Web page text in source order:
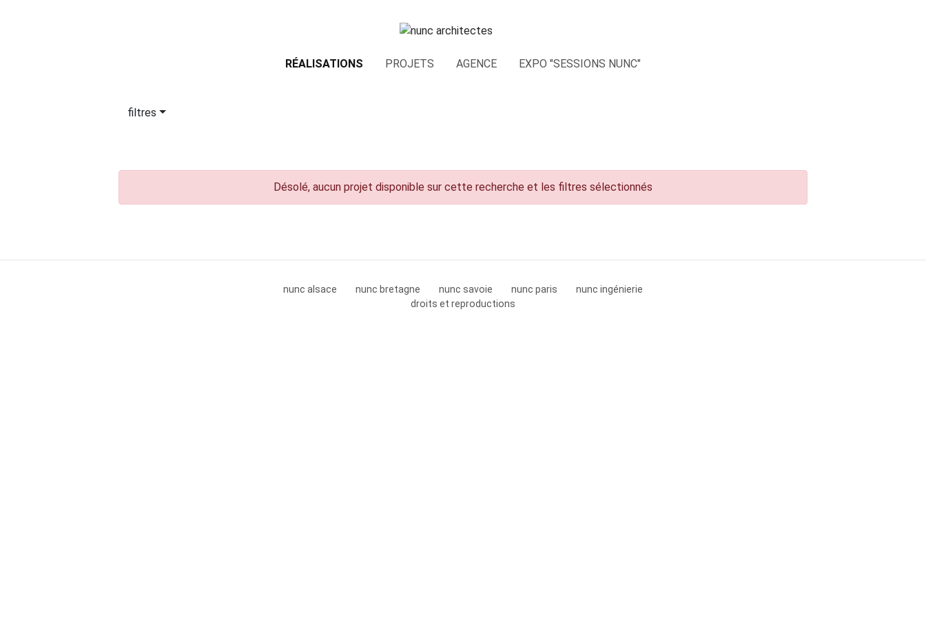
RÉALISATIONS PROJETS AGENCE EXPO "SESSIONS NUNC"
filtres
Désolé, aucun projet disponible sur cette recherche et les filtres sélectionnés
nunc alsace nunc bretagne nunc savoie nunc paris
nunc ingénierie
droits et reproductions